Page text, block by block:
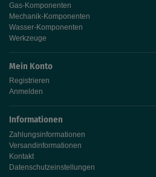
Gas-Komponenten
Mechanik-Komponenten
Wasser-Komponenten
Werkzeuge
Mein Konto
Registrieren
Anmelden
Informationen
Zahlungsinformationen
Versandinformationen
Kontakt
Datenschutzeinstellungen